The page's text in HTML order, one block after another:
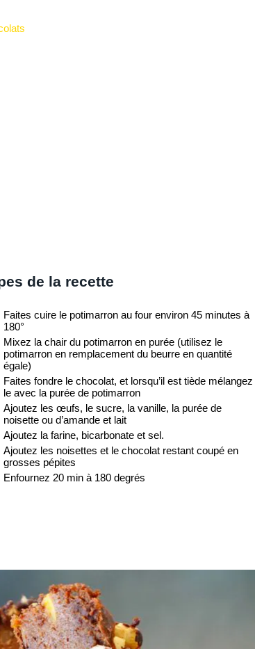
de la recette
Faites cuire le potimarron au four environ 45 minutes à
180°
Mixez la chair du potimarron en purée (utilisez le
potimarron en remplacement du beurre en quantité
égale)
Faites fondre le chocolat, et lorsqu’il est tiède mélangez
le avec la purée de potimarron
Ajoutez les œufs, le sucre, la vanille, la purée de
noisette ou d’amande et lait
Ajoutez la farine, bicarbonate et sel.
Ajoutez les noisettes et le chocolat restant coupé en
grosses pépites
Enfournez 20 min à 180 degrés